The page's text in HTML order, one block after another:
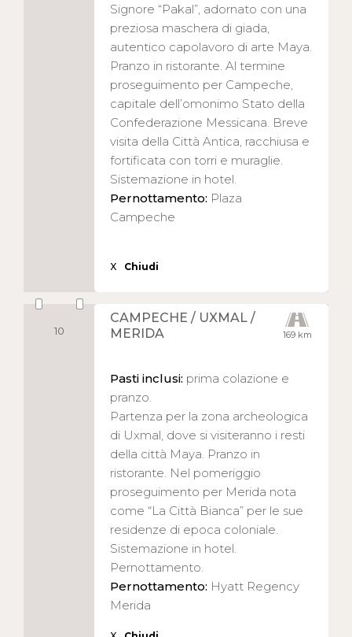
Signore “Pakal”, adornato con una
preziosa maschera di giada,
autentico capolavoro di arte Maya.
Pranzo in ristorante. Al termine
proseguimento per Campeche,
capitale dell’omonimo Stato della
Confederazione Messicana. Breve
visita della Città Antica, racchiusa e
fortificata con torri e muraglie.
Sistemazione in hotel.
Pernottamento: Plaza
Campeche
X Chiudi
10 169 km
CAMPECHE / UXMAL /
MERIDA
Pasti inclusi: prima colazione e
pranzo.
Partenza per la zona archeologica
di Uxmal, dove si visiteranno i resti
della città Maya. Pranzo in
ristorante. Nel pomeriggio
proseguimento per Merida nota
come “La Città Bianca” per le sue
residenze di epoca coloniale.
Sistemazione in hotel.
Pernottamento.
Pernottamento: Hyatt Regency
Merida